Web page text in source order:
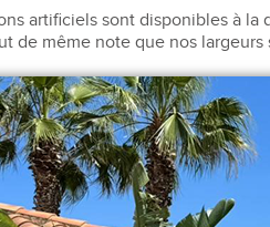
artificiels sont disponibles à
de même note que nos